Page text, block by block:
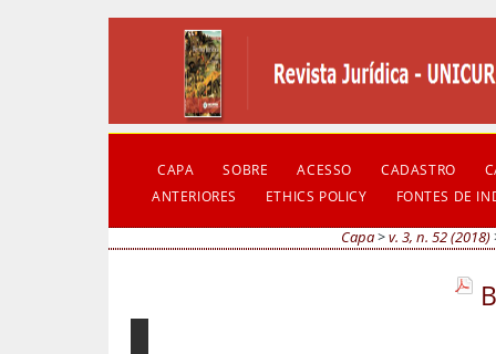
CAPA SOBRE ACESSO CADASTRO
ANTERIORES
ETHICS POLICY FONTES DE
Capa>v. 3, n. 52 (2018)